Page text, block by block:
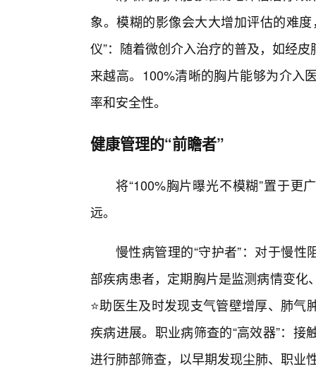
象。模糊的影像会大大增加评估的难
仪”：随着微创介入治疗的普及，如经
来越高。100%清晰的胸片能够为介入
率和安全性。
健康管理的“前瞻者”
将“100%胸片曝光不模糊”置于更
远。
慢性病管理的“守护者”：对于慢
部疾病患者，定期胸片是监测病情变
⭐助医生及时发现支气管壁增厚、肺
疾病进展。职业病筛查的“高效器”：
进行肺部筛查，以早期发现尘肺、职业